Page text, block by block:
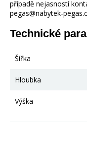
případě nejasností
pegas@nabytek-
Technické
Šířka
Hloubka
Výška